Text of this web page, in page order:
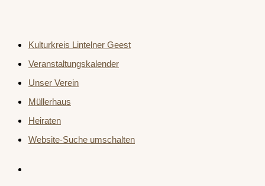
Kulturkreis Lintelner Geest
Veranstaltungskalender
Unser Verein
Müllerhaus
Heiraten
Website-Suche umschalten